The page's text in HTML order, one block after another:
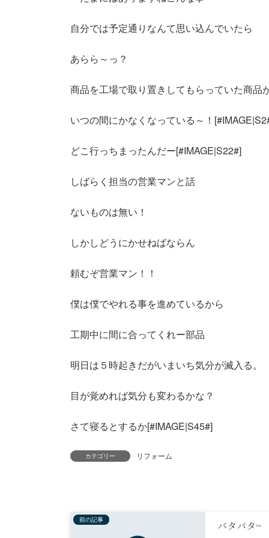
時
自分では予定通りなんて思い込んでいたら
あらら～っ？
商品を工場で取り置きしてもらっていた商品
いつの間にかなくなっている～！
どこ行っちまったんだー[#IMAGE|S22#]
しばらく担当の営業マンと話
ないものは無い！
しかしどうにかせねばならん
頼むぞ営業マン！！
僕は僕でやれる事を進めているから
工期中に間に合ってくれー部品
明日は５時起きだがいまいち気分が滅入る。
目が覚めれば気分も変わるかな？
さて寝るとするか[#IMAGE|S45#]
カテゴリー リフォーム
前の記事 バタバタ~